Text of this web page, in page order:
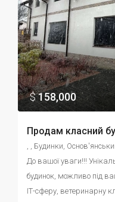
$158,000
, , Будинки,
До вашої уваги!!!
будинок, можливо під
ІТ-сферу, ветеринарну